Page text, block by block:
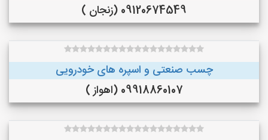
09120674549 (زنجان )
چسب صنعتی و اسپره های خودرویی
09918860107 (اهواز )